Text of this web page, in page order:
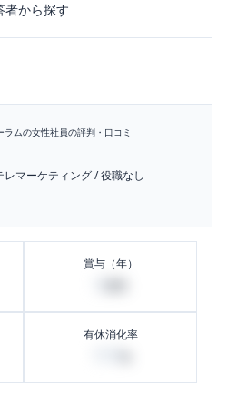
者から探す
ラムの女性社員の評判・口コミ
レマーケティング/役職なし
賞与（年）
有休消化率